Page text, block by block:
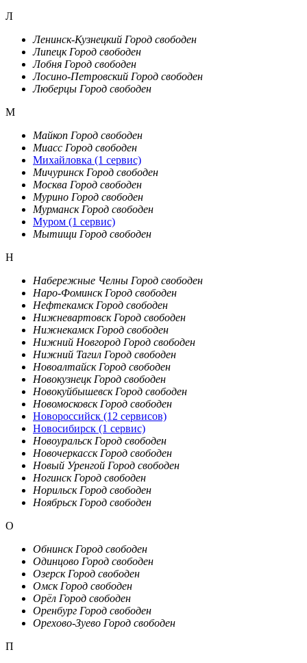
Л
Ленинск-Кузнецкий Город свободен
Липецк Город свободен
Лобня Город свободен
Лосино-Петровский Город свободен
Люберцы Город свободен
М
Майкоп Город свободен
Миасс Город свободен
Михайловка (1 сервис)
Мичуринск Город свободен
Москва Город свободен
Мурино Город свободен
Мурманск Город свободен
Муром (1 сервис)
Мытищи Город свободен
Н
Набережные Челны Город свободен
Наро-Фоминск Город свободен
Нефтекамск Город свободен
Нижневартовск Город свободен
Нижнекамск Город свободен
Нижний Новгород Город свободен
Нижний Тагил Город свободен
Новоалтайск Город свободен
Новокузнецк Город свободен
Новокуйбышевск Город свободен
Новомосковск Город свободен
Новороссийск (12 сервисов)
Новосибирск (1 сервис)
Новоуральск Город свободен
Новочеркасск Город свободен
Новый Уренгой Город свободен
Ногинск Город свободен
Норильск Город свободен
Ноябрьск Город свободен
О
Обнинск Город свободен
Одинцово Город свободен
Озерск Город свободен
Омск Город свободен
Орёл Город свободен
Оренбург Город свободен
Орехово-Зуево Город свободен
П